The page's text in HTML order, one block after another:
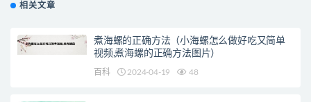
相关文章
煮海螺的正确方法（小海螺怎么做好吃又简单
视频,煮海螺的正确方法图片）
百科 2024-04-19 48